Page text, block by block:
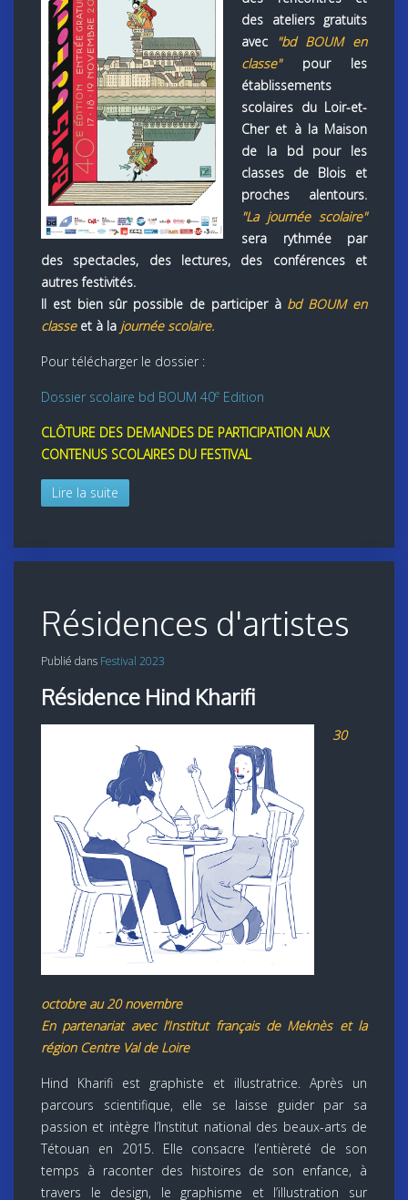
des ateliers gratuits
avec
"bd BOUM en
classe"pour les
établissements
scolaires du Loir-et-
Cher et à la Maison
de la bd pour les
classes de Blois et
proches alentours.
"La journée scolaire"
sera rythmée par
des spectacles, des lectures, des conférences et
autres festivités.
Il est bien sûr possible de participer à bd BOUM en
classe et à la journée scolaire.
Pour télécharger le dossier :
Dossier scolaire bd BOUM 40e Edition
CLÔTURE DES DEMANDES DE PARTICIPATION AUX
CONTENUS SCOLAIRES DU FESTIVAL
Lire la suite
Résidences d'artistes
Publié dans Festival 2023
Résidence Hind Kharifi
30
octobre au 20 novembre
En partenariat avec l’Institut français de Meknès et la
région Centre Val de Loire
Hind Kharifi est graphiste et illustratrice. Après un
parcours scientifique, elle se laisse guider par sa
passion et intègre l’Institut national des beaux-arts de
Tétouan en 2015. Elle consacre l’entièreté de son
temps à raconter des histoires de son enfance, à
travers le design, le graphisme et l’illustration sur